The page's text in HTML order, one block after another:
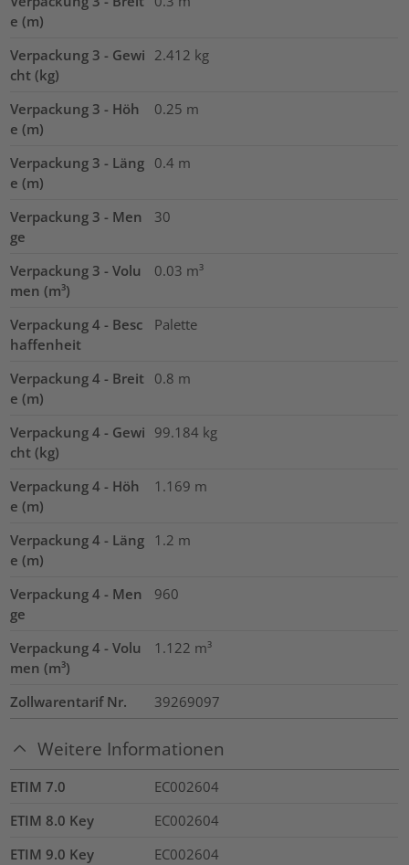
e (m)
Verpackung 3 - Gewi
cht (kg)
2.412 kg
Verpackung 3 - Höh
e (m)
0.25 m
Verpackung 3 - Läng
e (m)
0.4 m
Verpackung 3 - Men
ge
30
Verpackung 3 - Volu
men (m³)
0.03 m³
Verpackung 4 - Besc
haffenheit
Palette
Verpackung 4 - Breit
e (m)
0.8 m
Verpackung 4 - Gewi
cht (kg)
99.184 kg
Verpackung 4 - Höh
e (m)
1.169 m
Verpackung 4 - Läng
e (m)
1.2 m
Verpackung 4 - Men
ge
960
Verpackung 4 - Volu
men (m³)
1.122 m³
Zollwarentarif Nr. 39269097
Weitere Informationen
ETIM 7.0
EC002604
ETIM 8.0 Key
EC002604
ETIM 9.0 Key
EC002604